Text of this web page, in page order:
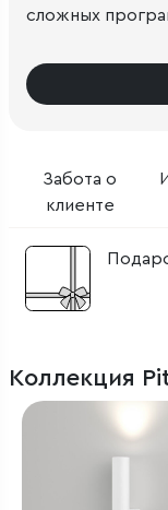
Забота о
клиенте
сложных
Коллекция